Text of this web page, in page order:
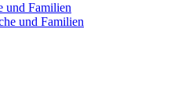
und Familien
und Familien